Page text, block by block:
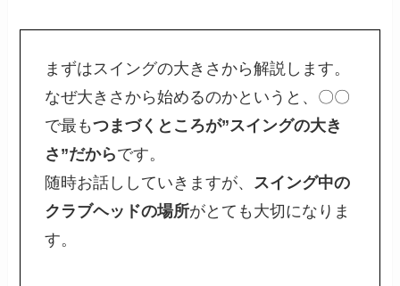
まずはスイングの大きさから解説します。
なぜ大きさから始めるのかというと、〇〇
で最もつまづくところが”スイングの大き
さ”だからです。
随時お話ししていきますが、 スイング中の
クラブヘッドの場所がとても大切になりま
す。